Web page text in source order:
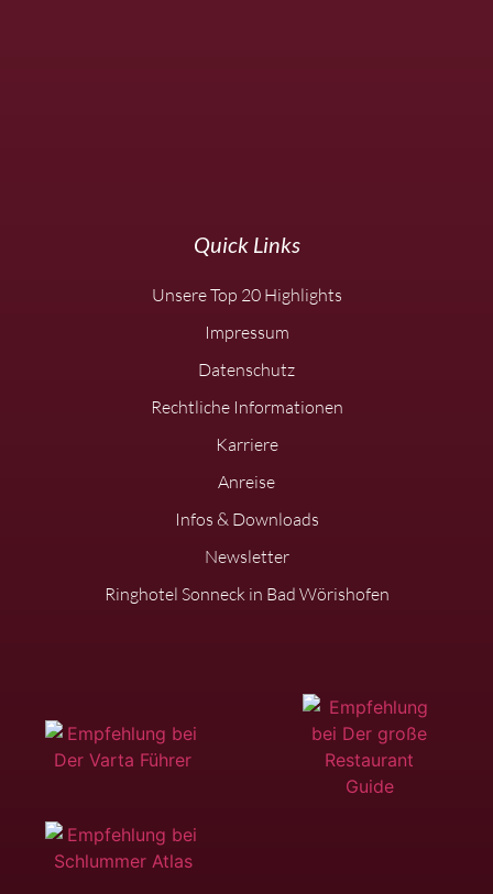
Quick Links
Unsere Top 20 Highlights
Impressum
Datenschutz
Rechtliche Informationen
Karriere
Anreise
Infos & Downloads
Newsletter
Ringhotel Sonneck in Bad Wörishofen